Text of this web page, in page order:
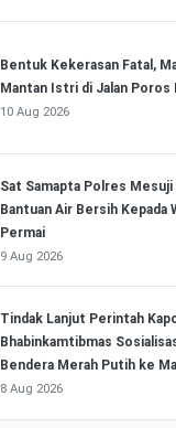
Bentuk Kekerasan Fatal,
Mantan Istri di Jalan Poros
10 Aug 2026
Sat Samapta Polres
Bantuan Air Bersih Kepada
Permai
9 Aug 2026
Tindak Lanjut Perintah
Bhabinkamtibmas
Bendera Merah Putih ke
8 Aug 2026